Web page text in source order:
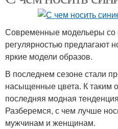
Современные модельеры со
регулярностью предлагают
яркие модели образов.
В последнем сезоне стали
насыщенные цвета. К таким
последняя модная
Разберемся, с чем лучше
мужчинам и женщинам.